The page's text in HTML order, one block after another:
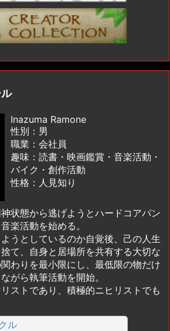
Inazuma Ramone
性別：男
職業：会社員
趣味：読書・映画鑑賞・音楽活動・
バイク・創作活動
性格：人見知り
状態から逃げようとハードコアパン
楽活動を始める。
うとしているのか自覚後、己の人生
て、自身と居場所を共有する大切な
わりを最小限にし、最低限の物だけ
がら執筆活動を開始。
ストであり、積極的ニヒリストでも
ル